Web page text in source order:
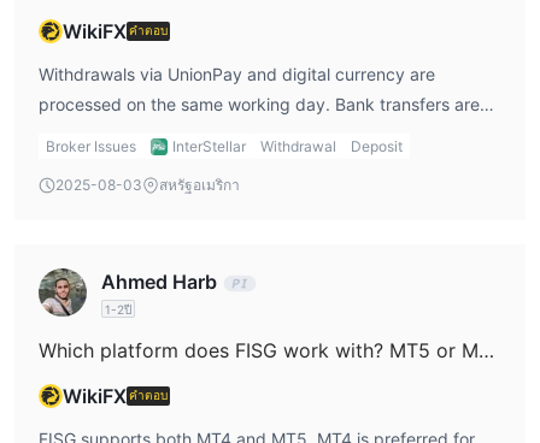
EURUSD และ 1.2 pips สำหรับ GBPUSD. ถูกออกแบบสำหรับนักซื้อ
ขายที่อาจกำลังมองหาเงื่อนไขการซื้อขายที่เฉพาะเจาะจงหรือ
ประโยชน์ที่เกี่ยวข้องกับประเภทบัญชีนี้
บัญชีเซ็นต์ถูกออกแบบสำหรับผู้เริ่มต้นหรือผู้ที่ต้องการซื้อขายใน
ปริมาณเล็ก, ด้วยการกระจายเช่น 2.2 pips สำหรับ EURUSD และ 1.8
นี่คือตารางการกระจายแบบเรียลไทม์:
แพลตฟอร์มการซื้อขายที่ FISG ให้บริการ รวมถึง
MetaTrader 4
(MT4) และ MetaTrader 5 (MT5)
WikiFXคำตอบ
Withdrawals via UnionPay and digital currency are
processed on the same working day. Bank transfers are
subject to the processing time of the receiving bank.
Broker Issues InterStellar Withdrawal Deposit
2025-08-03 สหรัฐอเมริกา
Ahmed Harb
1-2ปี
Which platform does FISG work with? MT5 or MT4?
WikiFXคำตอบ